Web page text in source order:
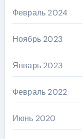
Февраль 2024
Ноябрь 2023
Январь 2023
Февраль 2022
Июнь 2020